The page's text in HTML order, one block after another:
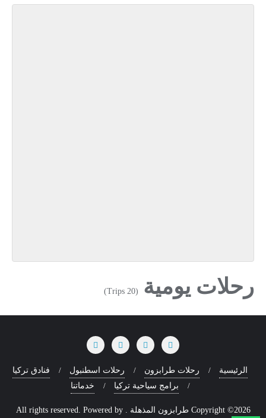
رحلات يومية (20 Trips)
الرئيسية رحلات طرابزون رحلات اسطنبول
فنادق تركيا
برامج سياحية تركيا
خدماتنا
Copyright ©2026 طرابزون المذهلة . All rights reserved. Powered by